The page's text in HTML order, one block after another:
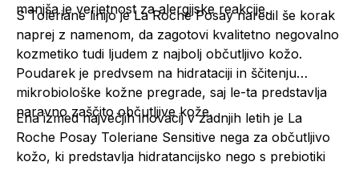
manjša je verjetnost za alergijske reakcije.
S Toleriane linijo je La Roche Posay naredil še korak
naprej z namenom, da zagotovi kvalitetno negovalno
kozmetiko tudi ljudem z najbolj občutljivo kožo.
Poudarek je predvsem na hidrataciji in ščitenju
mikrobiološke kožne pregrade, saj le-ta predstavlja
naravno zaščito občutljive kože.
Ena izmed največjih inovacij v zadnjih letih je La
Roche Posay Toleriane Sensitive nega za občutljivo
kožo, ki predstavlja hidratancijsko nego s prebiotiki